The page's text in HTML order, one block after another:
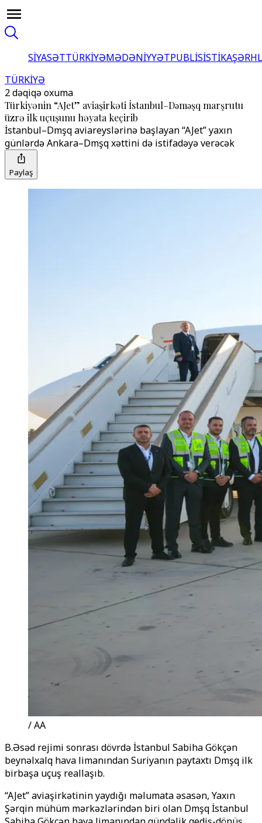
SİYASƏTTÜRKİYƏMƏDƏNİYYƏTPUBLİSİSTİKA
TÜRKİYƏ
2 dəqiqə oxuma
Türkiyənin “AJet” aviaşirkəti İstanbul–Dәmәşq marşrutu
üzrə ilk uçuşunu həyata keçirib
İstanbul–Dәmәşq aviareyslərinə başlayan “AJet” yaxın
günlərdə Ankara–Dәmәşq xəttini də istifadəyə verəcək
Paylaş
/ AA
B.Əsəd rejimi sonrası dövrdə İstanbul Sabiha Gökçən
beynəlxalq hava limanından Suriyanın paytaxtı Dәmәşqә ilk
birbaşa uçuş reallaşıb.
“AJet” aviaşirkətinin yaydığı məlumata əsasən, Yaxın
Şərqin mühüm mərkəzlərindən biri olan Dәmәşqә İstanbul